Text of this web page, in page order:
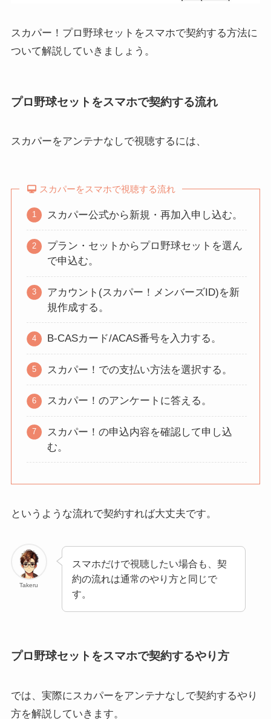
スカパー！プロ野球セットをスマホで契約する方法に
ついて解説していきましょう。
プロ野球セットをスマホで契約する流れ
スカパーをアンテナなしで視聴するには、
スカパーをスマホで視聴する流れ
スカパー公式から新規・再加入申し込む。
プラン・セットからプロ野球セットを選ん
で申込む。
アカウント(スカパー！メンバーズID)を新
規作成する。
B-CASカード/ACAS番号を入力する。
スカパー！での支払い方法を選択する。
スカパー！のアンケートに答える。
スカパー！の申込内容を確認して申し込
む。
というような流れで契約すれば大丈夫です。
Takeru
スマホだけで視聴したい場合も、契
約の流れは通常のやり方と同じで
す。
プロ野球セットをスマホで契約するやり方
では、実際にスカパーをアンテナなしで契約するやり
方を解説していきます。